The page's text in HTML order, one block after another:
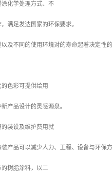
化学处理方式、不
满足发达国家的环保要求。
以及不同的使用环境对的寿命起着决定
色彩可提供给用
产品设计的灵感源泉。
装设及维护费用就
产品可以减少人力、工程、设备与环保
树脂涂料，以二